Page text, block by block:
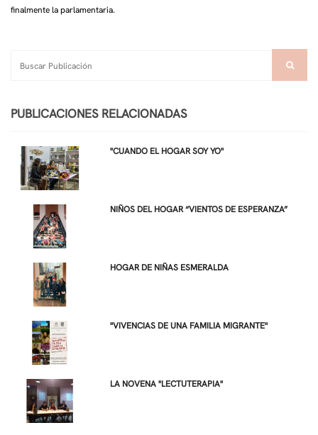
finalmente la parlamentaria.
PUBLICACIONES RELACIONADAS
"CUANDO EL HOGAR SOY YO"
NIÑOS DEL HOGAR “VIENTOS DE ESPERANZA”
HOGAR DE NIÑAS ESMERALDA
"VIVENCIAS DE UNA FAMILIA MIGRANTE"
LA NOVENA "LECTUTERAPIA"